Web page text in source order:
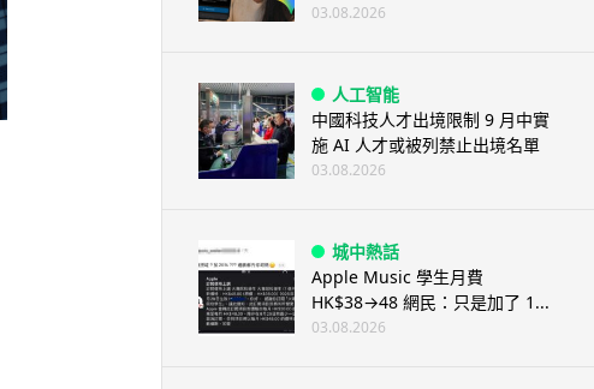
03.08.2026
人工智能
中國科技人才出境限制 9 月中實
施 AI 人才或被列禁止出境名單
03.08.2026
城中熱話
Apple Music 學生月費
HK$38→48 網民：只是加了 1...
03.08.2026